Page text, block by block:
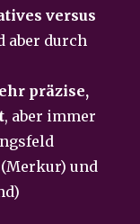
versus
aber durch
präzise,
, aber immer
und